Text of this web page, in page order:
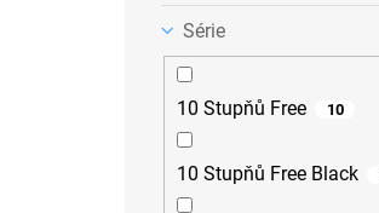
Série
10 Stupňů Free 10
10 Stupňů Free Black